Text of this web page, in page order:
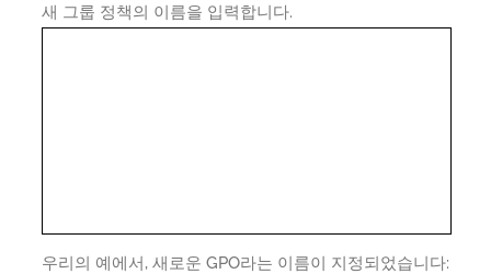
새 그룹 정책의 이름을 입력합니다.
우리의 예에서, 새로운 GPO라는 이름이 지정되었습니다: